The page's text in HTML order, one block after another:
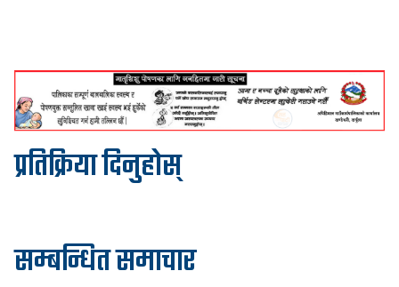
प्रतिक्रिया दिनुहोस्
सम्बन्धित समाचार